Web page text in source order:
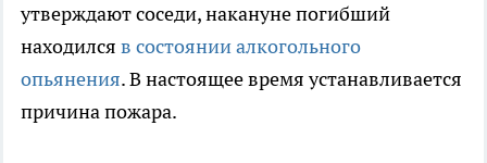
утверждают соседи, накануне погибший
находился в состоянии алкогольного
опьянения. В настоящее время устанавливается
причина пожара.